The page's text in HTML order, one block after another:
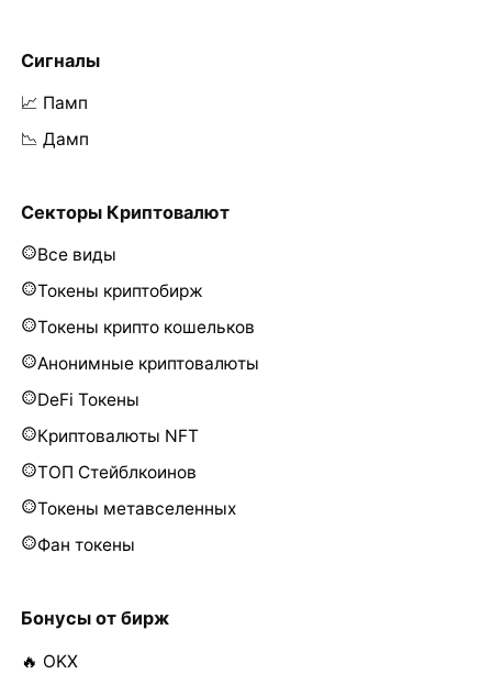
Сигналы
📈 Памп
📉 Дамп
Секторы Криптовалют
Все виды
Токены криптобирж
Токены крипто кошельков
Анонимные криптовалюты
DeFi Токены
Криптовалюты NFT
ТОП Стейблкоинов
Токены метавселенных
Фан токены
Бонусы от бирж
🔥 OKX